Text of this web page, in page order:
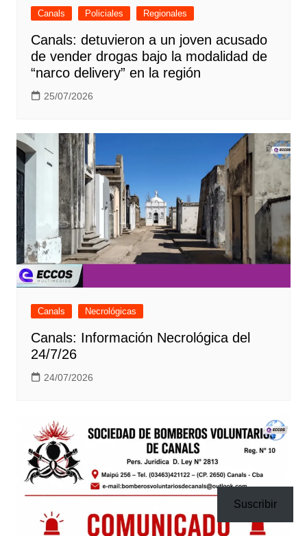
Canals Policiales Regionales
Canals: detuvieron a un joven acusado
de vender drogas bajo la modalidad de
“narco delivery” en la región
25/07/2026
Canals Necrológicas
Canals: Información Necrológica del
24/7/26
24/07/2026
Suscribir